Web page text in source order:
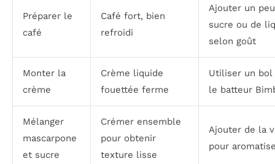
Préparer le
café
Café fort, bien
refroidi
Ajouter un
sucre ou de
selon goût
Monter la
crème
Crème liquide
fouettée ferme
Utiliser un
le batteur
Mélanger
mascarpone
et sucre
Crémer ensemble
pour obtenir
texture lisse
Ajouter de la
pour